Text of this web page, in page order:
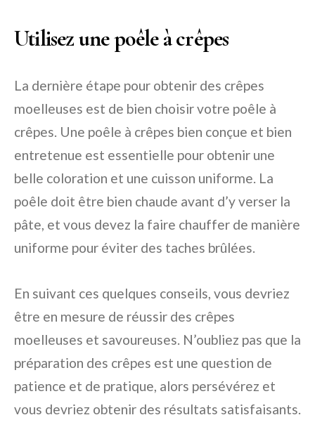
Utilisez une poêle à crêpes
La dernière étape pour obtenir des crêpes
moelleuses est de bien choisir votre poêle à
crêpes. Une poêle à crêpes bien conçue et bien
entretenue est essentielle pour obtenir une
belle coloration et une cuisson uniforme. La
poêle doit être bien chaude avant d’y verser la
pâte, et vous devez la faire chauffer de manière
uniforme pour éviter des taches brûlées.
En suivant ces quelques conseils, vous devriez
être en mesure de réussir des crêpes
moelleuses et savoureuses. N’oubliez pas que la
préparation des crêpes est une question de
patience et de pratique, alors persévérez et
vous devriez obtenir des résultats satisfaisants.